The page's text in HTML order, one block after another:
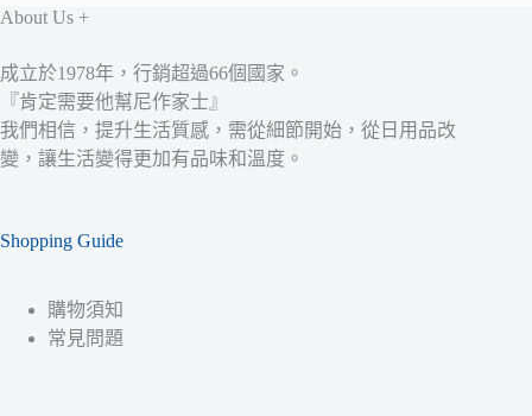
About Us +
成立於1978年，行銷超過66個國家。
『肯定需要他幫尼作家士』
我們相信，提升生活質感，需從細節開始，從日用品改
變，讓生活變得更加有品味和溫度。
Shopping Guide
購物須知
常見問題